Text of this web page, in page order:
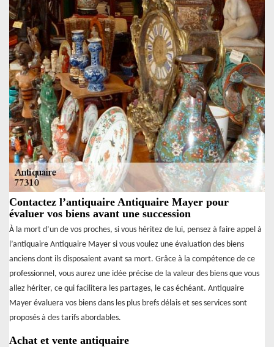
Contactez l’antiquaire Antiquaire Mayer pour
évaluer vos biens avant une succession
À la mort d’un de vos proches, si vous héritez de lui, pensez à faire appel à
l’antiquaire Antiquaire Mayer si vous voulez une évaluation des biens
anciens dont ils disposaient avant sa mort. Grâce à la compétence de ce
professionnel, vous aurez une idée précise de la valeur des biens que vous
allez hériter, ce qui facilitera les partages, le cas échéant. Antiquaire
Mayer évaluera vos biens dans les plus brefs délais et ses services sont
proposés à des tarifs abordables.
Achat et vente antiquaire